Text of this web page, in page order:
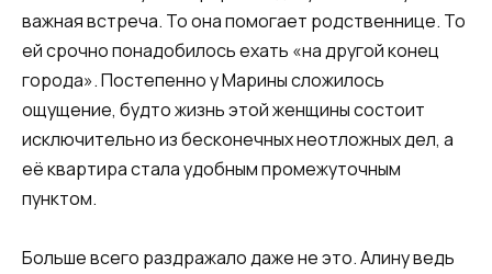
важная встреча. То она помогает родственнице. То
ей срочно понадобилось ехать «на другой конец
города». Постепенно у Марины сложилось
ощущение, будто жизнь этой женщины состоит
исключительно из бесконечных неотложных дел, а
её квартира стала удобным промежуточным
пунктом.
Больше всего раздражало даже не это. Алину ведь